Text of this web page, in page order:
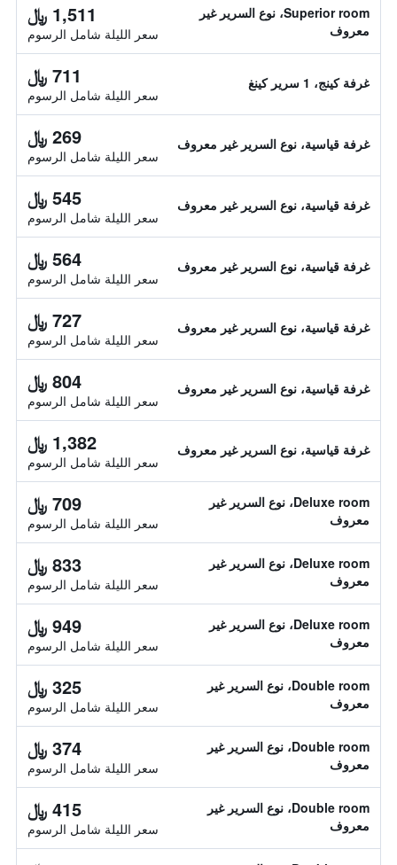
Superior room، نوع السرير غير
معروف
1,511 ﷼
سعر الليلة شامل الرسوم
غرفة كينج، 1 سرير كينغ 711 ﷼
سعر الليلة شامل الرسوم
غرفة قياسية، نوع السرير غير معروف 269 ﷼
سعر الليلة شامل الرسوم
غرفة قياسية، نوع السرير غير معروف 545 ﷼
سعر الليلة شامل الرسوم
غرفة قياسية، نوع السرير غير معروف 564 ﷼
سعر الليلة شامل الرسوم
غرفة قياسية، نوع السرير غير معروف 727 ﷼
سعر الليلة شامل الرسوم
غرفة قياسية، نوع السرير غير معروف 804 ﷼
سعر الليلة شامل الرسوم
غرفة قياسية، نوع السرير غير معروف 1,382 ﷼
سعر الليلة شامل الرسوم
Deluxe room، نوع السرير غير
معروف
709 ﷼
سعر الليلة شامل الرسوم
Deluxe room، نوع السرير غير
معروف
833 ﷼
سعر الليلة شامل الرسوم
Deluxe room، نوع السرير غير
معروف
949 ﷼
سعر الليلة شامل الرسوم
Double room، نوع السرير غير
معروف
325 ﷼
سعر الليلة شامل الرسوم
Double room، نوع السرير غير
معروف
374 ﷼
سعر الليلة شامل الرسوم
Double room، نوع السرير غير
معروف
415 ﷼
سعر الليلة شامل الرسوم